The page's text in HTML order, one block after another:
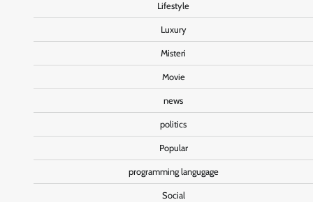
Lifestyle
Luxury
Misteri
Movie
news
politics
Popular
programming langugage
Social